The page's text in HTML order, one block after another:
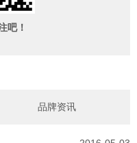
吧！
品牌资讯